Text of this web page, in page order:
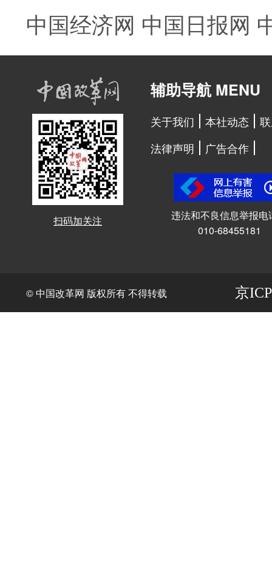
中国经济网 中国日报网
扫码加关注
辅助导航 MENU
关于我们 本社动态
法律声明
广告合作
违法和不良信息举报电
010-68455181
© 中国改革网 版权所有 不得转载 京